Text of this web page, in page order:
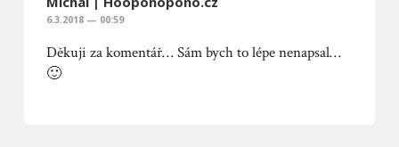
6.3.2018 — 00:59
Děkuji za komentář… Sám bych to lépe nenapsal…
🙂